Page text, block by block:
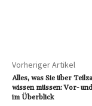
Vorheriger Artikel
Alles, was Sie über
wissen müssen: Vor-
im Überblick